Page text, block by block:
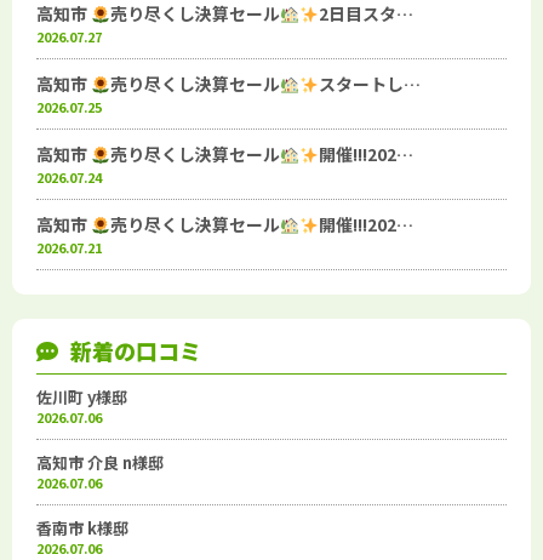
高知市 売り尽くし決算セール 2日目スタ…
2026.07.27
高知市 売り尽くし決算セール スタートし…
2026.07.25
高知市 売り尽くし決算セール 開催!!!202…
2026.07.24
高知市 売り尽くし決算セール 開催!!!202…
2026.07.21
新着の口コミ
佐川町 y様邸
2026.07.06
高知市 介良 n様邸
2026.07.06
香南市 k様邸
2026.07.06